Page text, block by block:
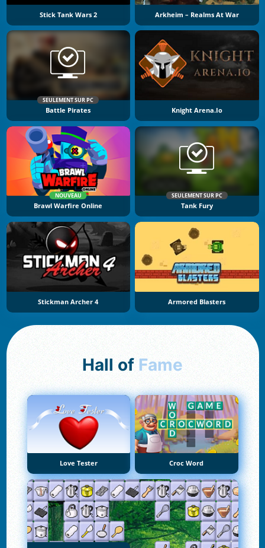
Stick Tank Wars 2 Arkheim – Realms At War
SEULEMENT SUR PC
Battle Pirates Knight Arena.io
NOUVEAU
Brawl Warfire Online
SEULEMENT SUR PC
Tank Fury
Stickman Archer 4 Armored Blasters
Hall of Fame
Love Tester Croc Word